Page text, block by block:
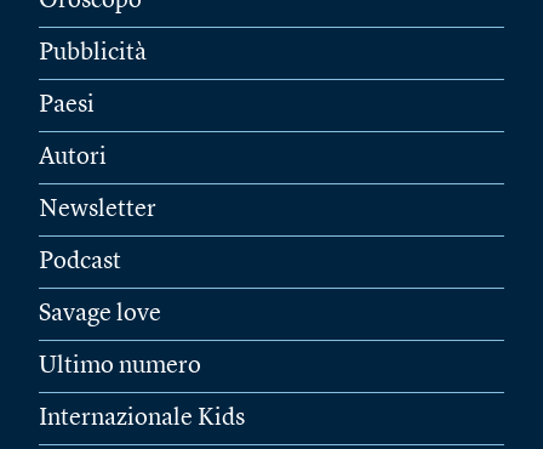
Pubblicità
Paesi
Autori
Newsletter
Podcast
Savage love
Ultimo numero
Internazionale Kids